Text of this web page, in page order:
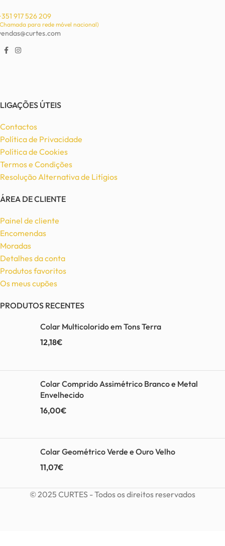
917 526 209
para rede móvel nacional)
LIGAÇÕES ÚTEIS
Contactos
Política de Privacidade
Política de Cookies
Termos e Condições
Resolução Alternativa de Litígios
ÁREA DE CLIENTE
Painel de cliente
Encomendas
Moradas
Detalhes da conta
Produtos favoritos
Os meus cupões
PRODUTOS RECENTES
Colar Multicolorido em Tons Terra
12,18€
Colar Comprido Assimétrico Branco e Metal
Envelhecido
16,00€
Colar Geométrico Verde e Ouro Velho
11,07€
© 2025 CURTES - Todos os direitos reservados